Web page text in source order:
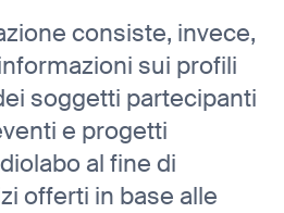
consiste, invece,
sui profili
soggetti partecipanti
e progetti
al fine di
offerti in base alle